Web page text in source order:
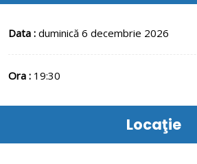
Data : duminică 6 decembrie 2026
Ora : 19:30
Locaţie